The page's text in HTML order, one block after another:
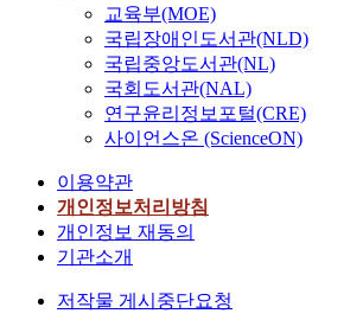
교육부(MOE)
국립장애인도서관(NLD)
국립중앙도서관(NL)
국회도서관(NAL)
연구윤리정보포털(CRE)
사이언스온 (ScienceON)
이용약관
개인정보처리방침
개인정보 재동의
기관소개
저작물 게시중단요청